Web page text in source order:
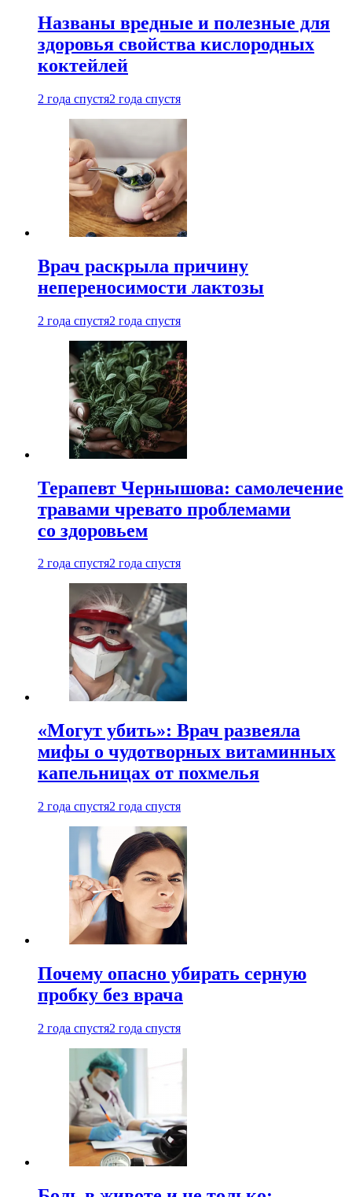
Названы вредные и полезные для
здоровья свойства кислородных
коктейлей
2 года спустя2 года спустя
Врач раскрыла причину
непереносимости лактозы
2 года спустя2 года спустя
Терапевт Чернышова: самолечение
травами чревато проблемами
со здоровьем
2 года спустя2 года спустя
«Могут убить»: Врач развеяла
мифы о чудотворных витаминных
капельницах от похмелья
2 года спустя2 года спустя
Почему опасно убирать серную
пробку без врача
2 года спустя2 года спустя